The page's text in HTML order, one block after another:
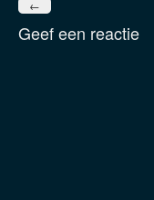
←
Geef een reactie